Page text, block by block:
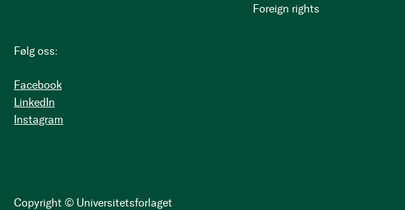
Følg oss:
Facebook
LinkedIn
Instagram
Copyright © Universitetsforlaget
Foreign rights